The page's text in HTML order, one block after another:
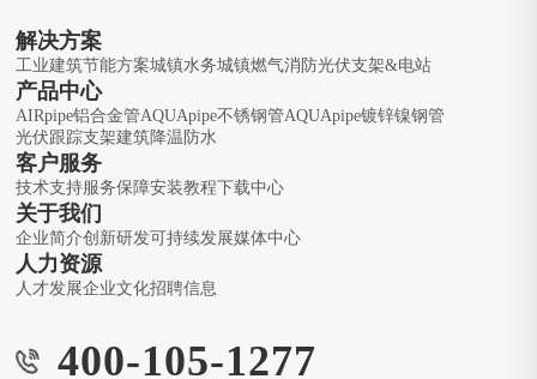
解决方案
工业建筑节能方案城镇水务城镇燃气消防光伏支架&电站
产品中心
AIRpipe铝合金管AQUApipe不锈钢管AQUApipe镀锌镍钢管
光伏跟踪支架建筑降温防水
客户服务
技术支持服务保障安装教程下载中心
关于我们
企业简介创新研发可持续发展媒体中心
人力资源
人才发展企业文化招聘信息
400-105-1277